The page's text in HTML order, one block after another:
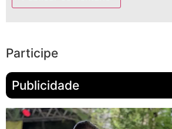
Participe
Publicidade